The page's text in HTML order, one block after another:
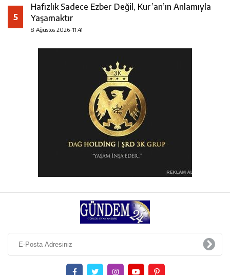
5
Hafızlık Sadece Ezber Değil, Kur’an’ın Anlamıyla
Yaşamaktır
8 Ağustos 2026-11:41